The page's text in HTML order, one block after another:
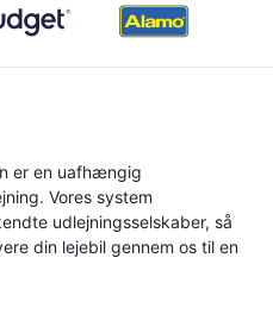
er en uafhængig
Vores system
udlejningsselskaber, så
din lejebil gennem os til en